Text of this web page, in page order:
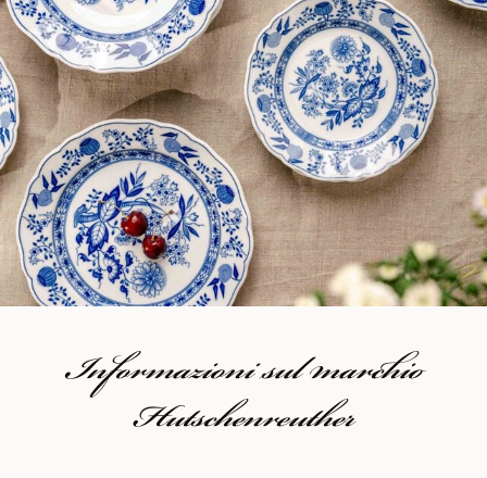
Informazioni sul marchio
Hutschenreuther